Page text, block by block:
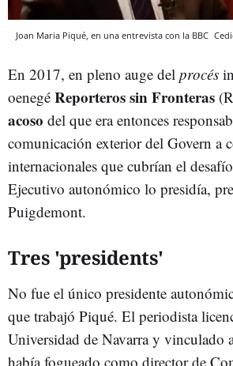
Joan Maria Piqué, en una entrevista con la BBC
En 2017, en pleno auge del procés
oenegé Reporteros sin Fronteras
acoso del que era entonces
comunicación exterior del Govern a
internacionales que cubrían el
Ejecutivo autonómico lo presidía,
Puigdemont.
Tres 'presidents'
No fue el único presidente
que trabajó Piqué. El periodista
Universidad de Navarra y vinculado
había fogueado como director de